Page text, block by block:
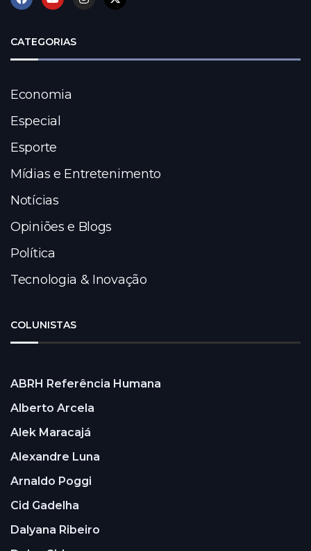
CATEGORIAS
Economia
Especial
Esporte
Mídias e Entretenimento
Notícias
Opiniões e Blogs
Política
Tecnologia & Inovação
COLUNISTAS
ABRH Referência Humana
Alberto Arcela
Alek Maracajá
Alexandre Luna
Arnaldo Poggi
Cid Gadelha
Dalyana Ribeiro